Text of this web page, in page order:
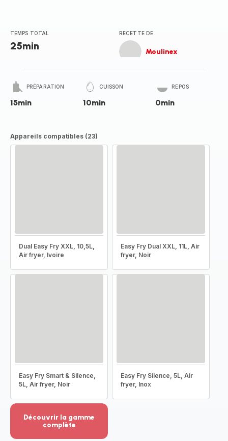
TEMPS TOTAL
25min
RECETTE DE
Moulinex
PRÉPARATION
15min
CUISSON
10min
REPOS
0min
Appareils compatibles (23)
Dual Easy Fry XXL, 10,5L,
Air fryer, Ivoire
Easy Fry Dual XXL, 11L, Air
fryer, Noir
Easy Fry Smart & Silence,
5L, Air fryer, Noir
Easy Fry Silence, 5L, Air
fryer, Inox
Découvrir la gamme
complète